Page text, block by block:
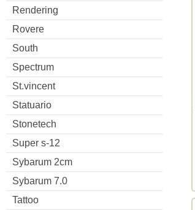
Rendering
Rovere
South
Spectrum
St.vincent
Statuario
Stonetech
Super s-12
Sybarum 2cm
Sybarum 7.0
Tattoo